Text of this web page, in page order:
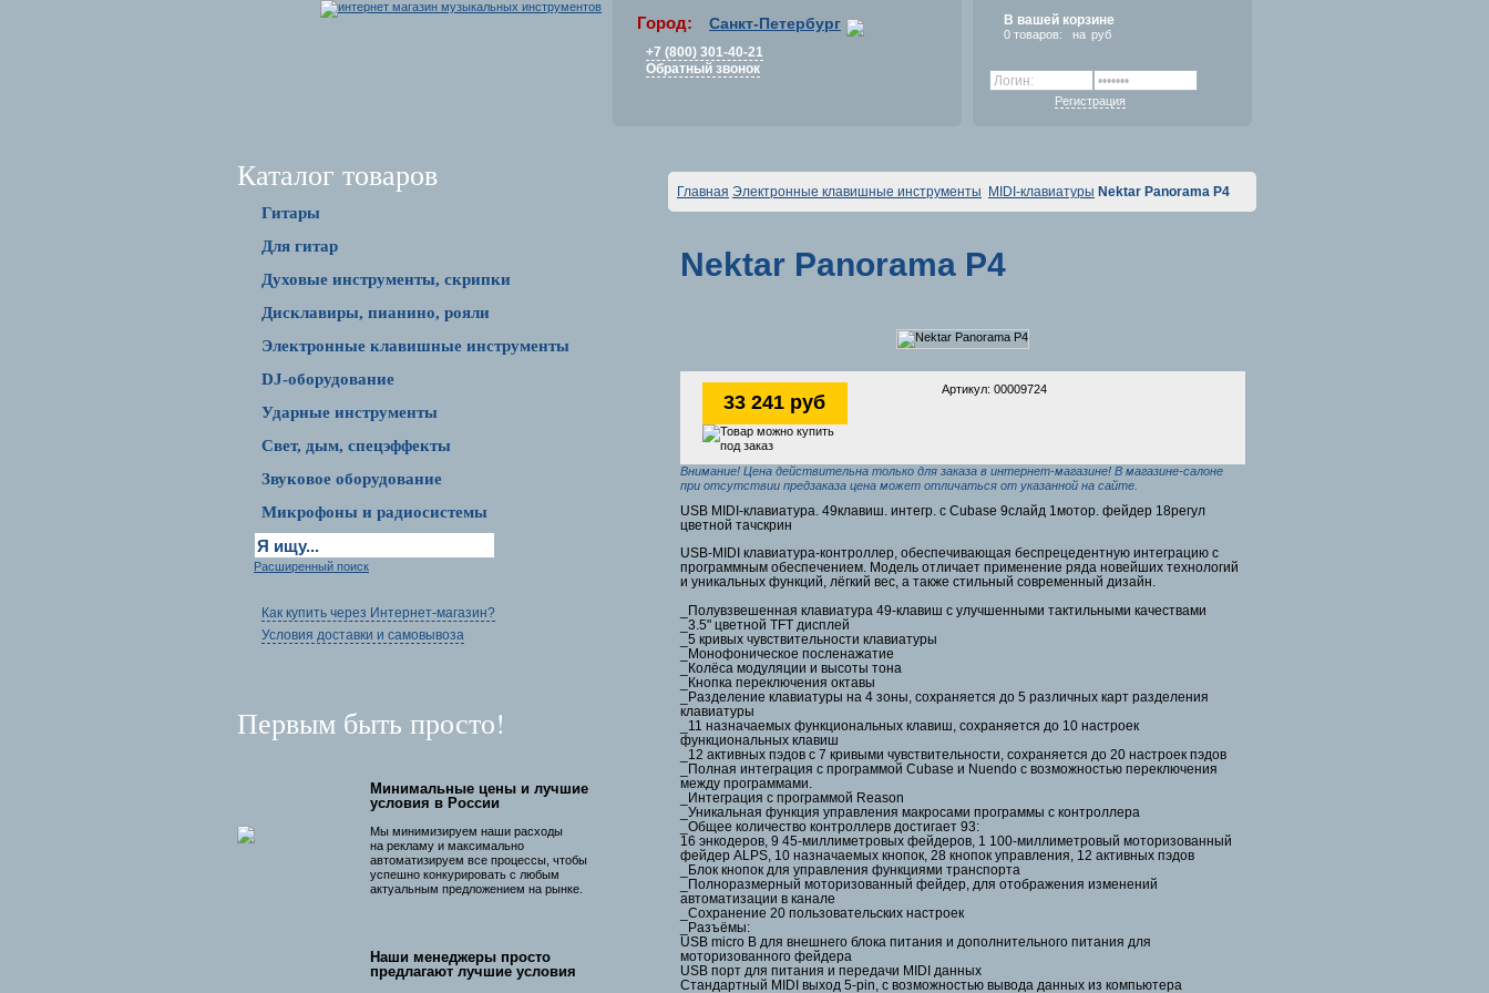
Город: Санкт-Петербург
+7 (800) 301-40-21
Обратный звонок
В вашей корзине
0 товаров: на руб
Регистрация
Каталог товаров
Гитары
Для гитар
Духовые инструменты, скрипки
Дисклавиры, пианино, рояли
Электронные клавишные инструменты
DJ-оборудование
Ударные инструменты
Свет, дым, спецэффекты
Звуковое оборудование
Микрофоны и радиосистемы
Расширенный поиск
Как купить через Интернет-магазин?
Условия доставки и самовывоза
Первым быть просто!
Минимальные цены и лучшие
условия в России
Мы минимизируем наши расходы
на рекламу и максимально
автоматизируем все процессы, чтобы
успешно конкурировать с любым
актуальным предложением на рынке.
Наши менеджеры просто
предлагают лучшие условия
Главная Электронные клавишные инструменты MIDI-клавиатуры Nektar Panorama P4
Nektar Panorama P4
33 241 руб
Артикул: 00009724
Внимание! Цена действительна только для заказа в интернет-магазине! В магазине-салоне
при отсутствии предзаказа цена может отличаться от указанной на сайте.
USB MIDI-клавиатура. 49клавиш. интегр. с Cubase 9слайд 1мотор. фейдер 18регул
цветной тачскрин
USB-MIDI клавиатура-контроллер, обеспечивающая беспрецедентную интеграцию с
программным обеспечением. Модель отличает применение ряда новейших технологий
и уникальных функций, лёгкий вес, а также стильный современный дизайн.
_Полувзвешенная клавиатура 49-клавиш с улучшенными тактильными качествами
_3.5" цветной TFT дисплей
_5 кривых чувствительности клавиатуры
_Монофоническое посленажатие
_Колёса модуляции и высоты тона
_Кнопка переключения октавы
_Разделение клавиатуры на 4 зоны, сохраняется до 5 различных карт разделения
клавиатуры
_11 назначаемых функциональных клавиш, сохраняется до 10 настроек
функциональных клавиш
_12 активных пэдов с 7 кривыми чувствительности, сохраняется до 20 настроек пэдов
_Полная интеграция с программой Cubase и Nuendo с возможностью переключения
между программами.
_Интеграция с программой Reason
_Уникальная функция управления макросами программы с контроллера
_Общее количество контроллерв достигает 93:
16 энкодеров, 9 45-миллиметровых фейдеров, 1 100-миллиметровый моторизованный
фейдер ALPS, 10 назначаемых кнопок, 28 кнопок управления, 12 активных пэдов
_Блок кнопок для управления функциями транспорта
_Полноразмерный моторизованный фейдер, для отображения изменений
автоматизации в канале
_Сохранение 20 пользовательских настроек
_Разъёмы:
USB micro B для внешнего блока питания и дополнительного питания для
моторизованного фейдера
USB порт для питания и передачи MIDI данных
Стандартный MIDI выход 5-pin, с возможностью вывода данных из компьютера